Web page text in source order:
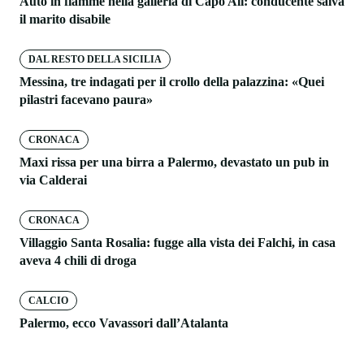
il marito disabile
DAL RESTO DELLA SICILIA
Messina, tre indagati per il crollo della palazzina: «Quei
pilastri facevano paura»
CRONACA
Maxi rissa per una birra a Palermo, devastato un pub in
via Calderai
CRONACA
Villaggio Santa Rosalia: fugge alla vista dei Falchi, in casa
aveva 4 chili di droga
CALCIO
Palermo, ecco Vavassori dall’Atalanta